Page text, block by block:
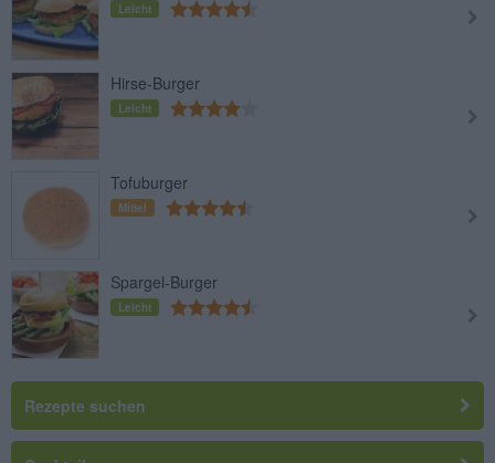
Leicht
Hirse-Burger
Leicht
Tofuburger
Mittel
Spargel-Burger
Leicht
Rezepte suchen